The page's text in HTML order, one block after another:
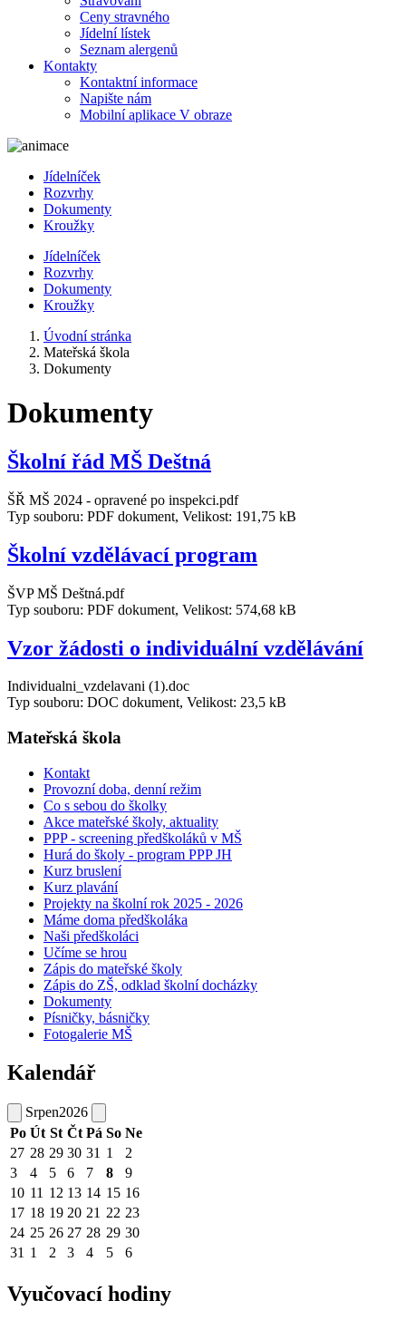
Ceny stravného
Jídelní lístek
Seznam alergenů
Kontakty
Kontaktní informace
Napište nám
Mobilní aplikace V obraze
Jídelníček
Rozvrhy
Dokumenty
Kroužky
Jídelníček
Rozvrhy
Dokumenty
Kroužky
Úvodní stránka
Mateřská škola
Dokumenty
Dokumenty
Školní řád MŠ Deštná
ŠŘ MŠ 2024 - opravené po inspekci.pdf
Typ souboru: PDF dokument, Velikost: 191,75 kB
Školní vzdělávací program
ŠVP MŠ Deštná.pdf
Typ souboru: PDF dokument, Velikost: 574,68 kB
Vzor žádosti o individuální vzdělávání
Individualni_vzdelavani (1).doc
Typ souboru: DOC dokument, Velikost: 23,5 kB
Mateřská škola
Kontakt
Provozní doba, denní režim
Co s sebou do školky
Akce mateřské školy, aktuality
PPP - screening předškoláků v MŠ
Hurá do školy - program PPP JH
Kurz bruslení
Kurz plavání
Projekty na školní rok 2025 - 2026
Máme doma předškoláka
Naši předškoláci
Učíme se hrou
Zápis do mateřské školy
Zápis do ZŠ, odklad školní docházky
Dokumenty
Písničky, básničky
Fotogalerie MŠ
Kalendář
Srpen2026
Po Út St Čt Pá So Ne
27 28 29 30 31 1
2
3
4 5 6 7 8
9
10 11 12 13 14 15 16
17 18 19 20 21 22 23
24 25 26 27 28 29 30
31 1 2 3 4 5 6
Vyučovací hodiny